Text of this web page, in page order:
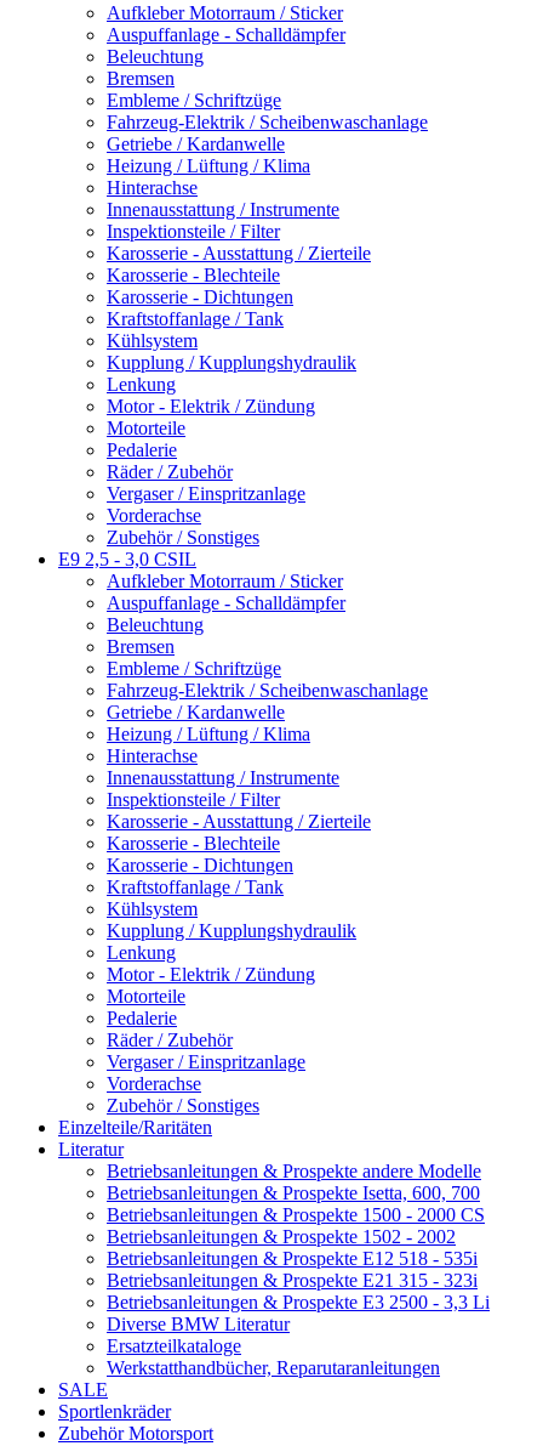
Aufkleber Motorraum / Sticker
Auspuffanlage - Schalldämpfer
Beleuchtung
Bremsen
Embleme / Schriftzüge
Fahrzeug-Elektrik / Scheibenwaschanlage
Getriebe / Kardanwelle
Heizung / Lüftung / Klima
Hinterachse
Innenausstattung / Instrumente
Inspektionsteile / Filter
Karosserie - Ausstattung / Zierteile
Karosserie - Blechteile
Karosserie - Dichtungen
Kraftstoffanlage / Tank
Kühlsystem
Kupplung / Kupplungshydraulik
Lenkung
Motor - Elektrik / Zündung
Motorteile
Pedalerie
Räder / Zubehör
Vergaser / Einspritzanlage
Vorderachse
Zubehör / Sonstiges
E9 2,5 - 3,0 CSIL
Aufkleber Motorraum / Sticker
Auspuffanlage - Schalldämpfer
Beleuchtung
Bremsen
Embleme / Schriftzüge
Fahrzeug-Elektrik / Scheibenwaschanlage
Getriebe / Kardanwelle
Heizung / Lüftung / Klima
Hinterachse
Innenausstattung / Instrumente
Inspektionsteile / Filter
Karosserie - Ausstattung / Zierteile
Karosserie - Blechteile
Karosserie - Dichtungen
Kraftstoffanlage / Tank
Kühlsystem
Kupplung / Kupplungshydraulik
Lenkung
Motor - Elektrik / Zündung
Motorteile
Pedalerie
Räder / Zubehör
Vergaser / Einspritzanlage
Vorderachse
Zubehör / Sonstiges
Einzelteile/Raritäten
Literatur
Betriebsanleitungen & Prospekte andere Modelle
Betriebsanleitungen & Prospekte Isetta, 600, 700
Betriebsanleitungen & Prospekte 1500 - 2000 CS
Betriebsanleitungen & Prospekte 1502 - 2002
Betriebsanleitungen & Prospekte E12 518 - 535i
Betriebsanleitungen & Prospekte E21 315 - 323i
Betriebsanleitungen & Prospekte E3 2500 - 3,3 Li
Diverse BMW Literatur
Ersatzteilkataloge
Werkstatthandbücher, Reparutaranleitungen
SALE
Sportlenkräder
Zubehör Motorsport